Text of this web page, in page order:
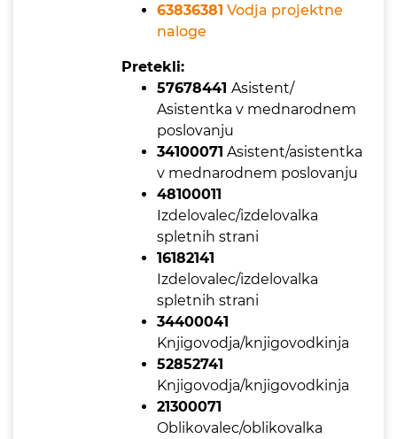
63836381 Vodja projektne
naloge
Pretekli:
57678441 Asistent/
Asistentka v mednarodnem
poslovanju
34100071 Asistent/asistentka
v mednarodnem poslovanju
48100011
Izdelovalec/izdelovalka
spletnih strani
16182141
Izdelovalec/izdelovalka
spletnih strani
34400041
Knjigovodja/knjigovodkinja
52852741
Knjigovodja/knjigovodkinja
21300071
Oblikovalec/oblikovalka